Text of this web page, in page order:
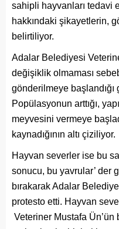
sahipli hayvanları tedavi
hakkındaki şikayetlerin,
belirtiliyor.
Adalar Belediyesi
değişiklik olmaması
gönderilmeye başlandığı
Popülasyonun arttığı,
meyvesini vermeye
kaynadığının altı çiziliyor.
Hayvan severler ise bu
sonucu, bu yavrular’ der
bırakarak Adalar
protesto etti. Hayvan
Veteriner Mustafa